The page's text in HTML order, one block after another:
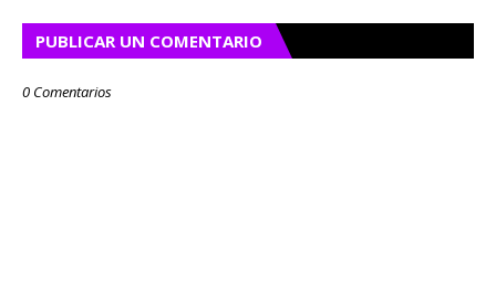
PUBLICAR UN COMENTARIO
0 Comentarios